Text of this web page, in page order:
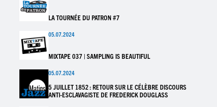
LA TOURNÉE DU PATRON #7
05.07.2024
MIXTAPE 037 | SAMPLING IS BEAUTIFUL
05.07.2024
5 JUILLET 1852 : RETOUR SUR LE CÉLÈBRE DISCOURS
ANTI-ESCLAVAGISTE DE FREDERICK DOUGLASS